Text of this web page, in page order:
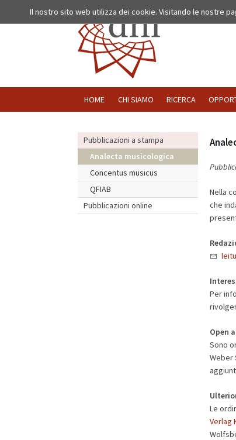
Il nostro sito web utilizza dei cookie. Visitando le nostre
Pubblicazioni a stampa
Analecta musicologica
Concentus musicus
QFIAB
Pubblicazioni online
Nella
che
Per
Open
Sono
Weber
Le
Verlag
HOME CHI SIAMO RICERCA